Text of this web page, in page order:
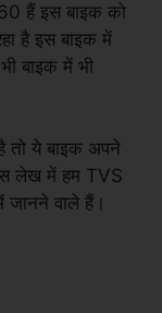
हैं इस बाइक को
है इस बाइक में
बाइक में भी
तो ये बाइक अपने
लेख में हम TVS
वाले हैं।